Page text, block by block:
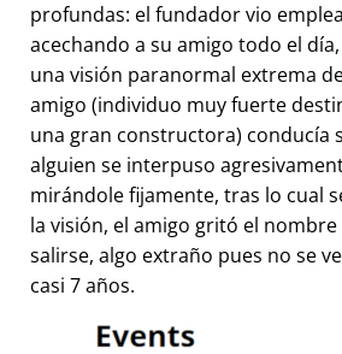
profundas: el fundador vio
acechando a su amigo todo el
una visión paranormal extrema
amigo (individuo muy fuerte
una gran constructora) conducía
alguien se interpuso
mirándole fijamente, tras lo cual
la visión, el amigo gritó el
salirse, algo extraño pues no se
casi 7 años.